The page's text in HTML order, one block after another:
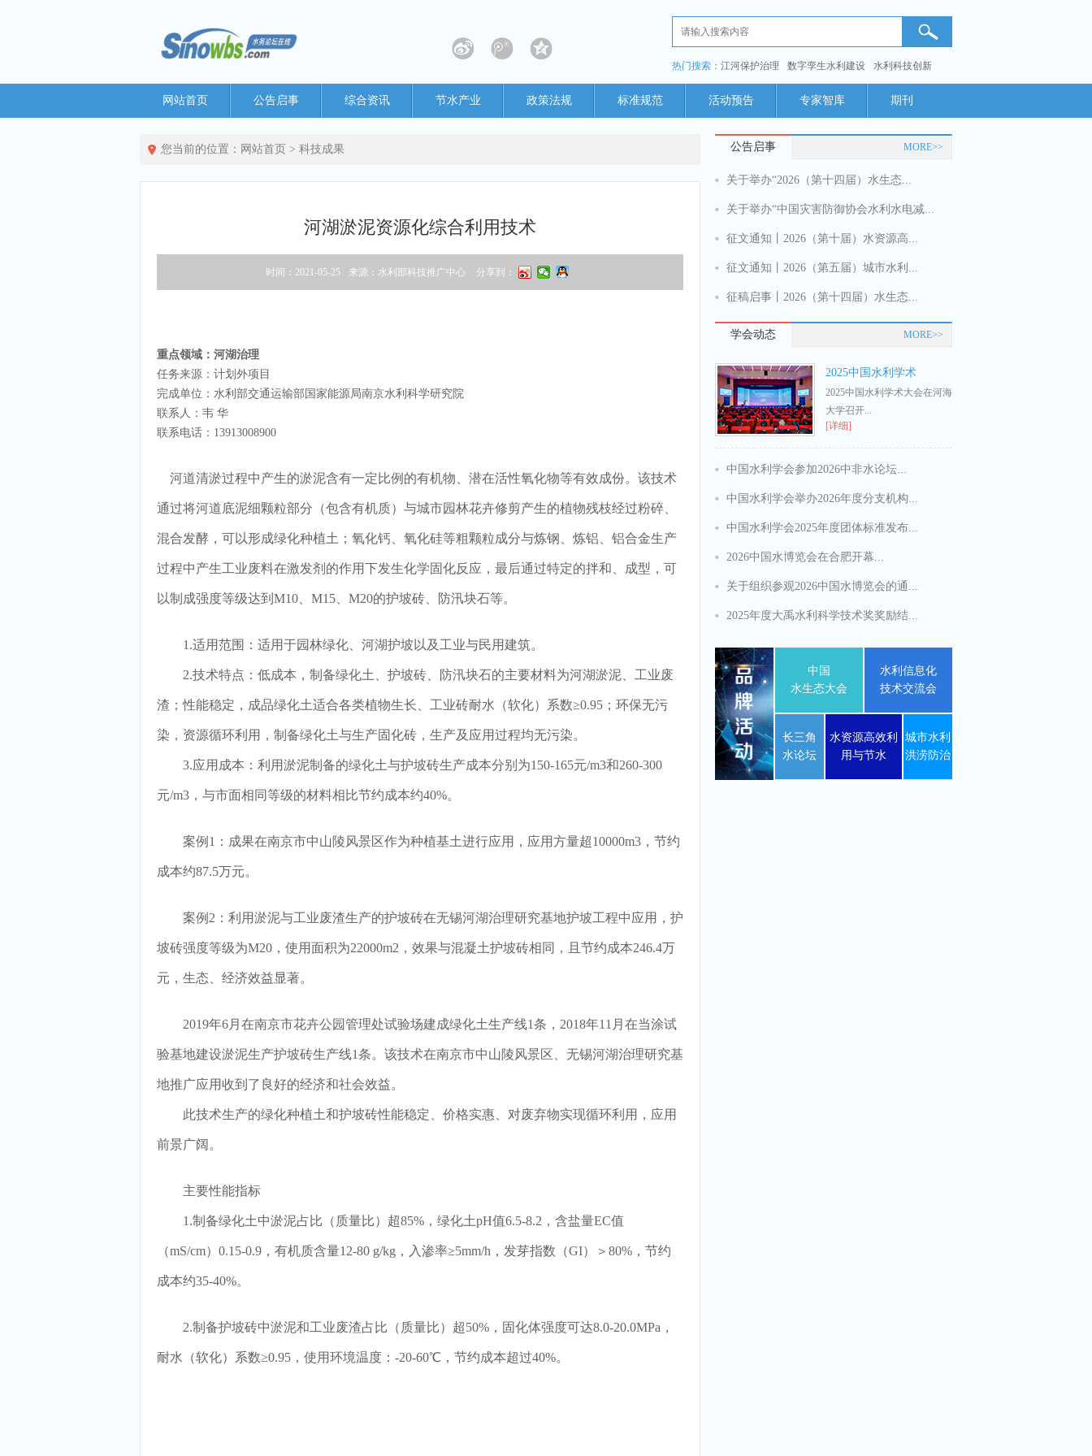
热门搜索： 江河保护治理 数字孪生水利建设 水利科技创新
网站首页 公告启事 综合资讯 节水产业 政策法规 标准规范 活动预告 专家智库 期刊
您当前的位置： 网站首页 > 科技成果
河湖淤泥资源化综合利用技术
时间：2021-05-25 来源：水利部科技推广中心 分享到：
重点领域：河湖治理
任务来源：计划外项目
完成单位：水利部交通运输部国家能源局南京水利科学研究院
联系人：韦 华
联系电话：13913008900
河道清淤过程中产生的淤泥含有一定比例的有机物、潜在活性氧化物等有效成份。该技术
通过将河道底泥细颗粒部分（包含有机质）与城市园林花卉修剪产生的植物残枝经过粉碎、
混合发酵，可以形成绿化种植土；氧化钙、氧化硅等粗颗粒成分与炼钢、炼铝、铝合金生产
过程中产生工业废料在激发剂的作用下发生化学固化反应，最后通过特定的拌和、成型，可
以制成强度等级达到M10、M15、M20的护坡砖、防汛块石等。
1.适用范围：适用于园林绿化、河湖护坡以及工业与民用建筑。
2.技术特点：低成本，制备绿化土、护坡砖、防汛块石的主要材料为河湖淤泥、工业废
渣；性能稳定，成品绿化土适合各类植物生长、工业砖耐水（软化）系数≥0.95；环保无污
染，资源循环利用，制备绿化土与生产固化砖，生产及应用过程均无污染。
3.应用成本：利用淤泥制备的绿化土与护坡砖生产成本分别为150-165元/m3和260-300
元/m3，与市面相同等级的材料相比节约成本约40%。
案例1：成果在南京市中山陵风景区作为种植基土进行应用，应用方量超10000m3，节约
成本约87.5万元。
案例2：利用淤泥与工业废渣生产的护坡砖在无锡河湖治理研究基地护坡工程中应用，护
坡砖强度等级为M20，使用面积为22000m2，效果与混凝土护坡砖相同，且节约成本246.4万
元，生态、经济效益显著。
2019年6月在南京市花卉公园管理处试验场建成绿化土生产线1条，2018年11月在当涂试
验基地建设淤泥生产护坡砖生产线1条。该技术在南京市中山陵风景区、无锡河湖治理研究基
地推广应用收到了良好的经济和社会效益。
此技术生产的绿化种植土和护坡砖性能稳定、价格实惠、对废弃物实现循环利用，应用
前景广阔。
主要性能指标
1.制备绿化土中淤泥占比（质量比）超85%，绿化土pH值6.5-8.2，含盐量EC值
（mS/cm）0.15-0.9，有机质含量12-80 g/kg，入渗率≥5mm/h，发芽指数（GI）＞80%，节约
成本约35-40%。
2.制备护坡砖中淤泥和工业废渣占比（质量比）超50%，固化体强度可达8.0-20.0MPa，
耐水（软化）系数≥0.95，使用环境温度：-20-60℃，节约成本超过40%。
公告启事 MORE>>
关于举办“2026（第十四届）水生态...
关于举办“中国灾害防御协会水利水电减...
征文通知丨2026（第十届）水资源高...
征文通知丨2026（第五届）城市水利...
征稿启事丨2026（第十四届）水生态...
学会动态 MORE>>
2025中国水利学术
2025中国水利学术大会在河海
大学召开...
[详细]
中国水利学会参加2026中非水论坛...
中国水利学会举办2026年度分支机构...
中国水利学会2025年度团体标准发布...
2026中国水博览会在合肥开幕...
关于组织参观2026中国水博览会的通...
2025年度大禹水利科学技术奖奖励结...
中国
水生态大会
水利信息化
技术交流会
长三角
水论坛
水资源高效利
用与节水
城市水利
洪涝防治